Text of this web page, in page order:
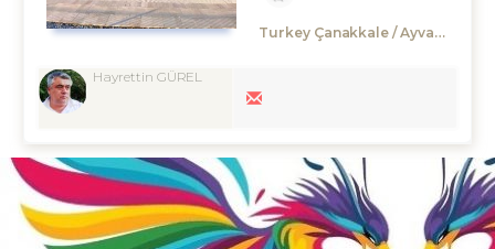
Turkey Çanakkale / Ayvacık
Hayrettin GÜREL